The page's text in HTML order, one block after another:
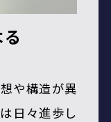
や構造が異
日々進歩し